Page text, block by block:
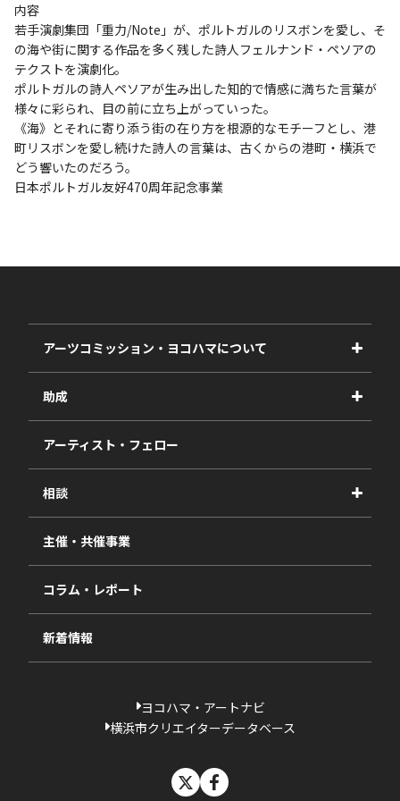
内容
若手演劇集団「重力/Note」が、ポルトガルのリスボンを愛し、そ
の海や街に関する作品を多く残した詩人フェルナンド・ペソアの
テクストを演劇化。
ポルトガルの詩人ペソアが生み出した知的で情感に満ちた言葉が
様々に彩られ、目の前に立ち上がっていった。
《海》とそれに寄り添う街の在り方を根源的なモチーフとし、港
町リスボンを愛し続けた詩人の言葉は、古くからの港町・横浜で
どう響いたのだろう。
日本ポルトガル友好470周年記念事業
アーツコミッション・ヨコハマについて
事業紹介
事業報告書
助成
2027年度
2026年度
2025年度
2024年度
2023年度
過去の採択一覧
アーティスト・フェロー
相談
視察・ヒアリング・研究
相談依頼フォーム
主催・共催事業
コラム・レポート
新着情報
ヨコハマ・アートナビ
横浜市クリエイターデータベース